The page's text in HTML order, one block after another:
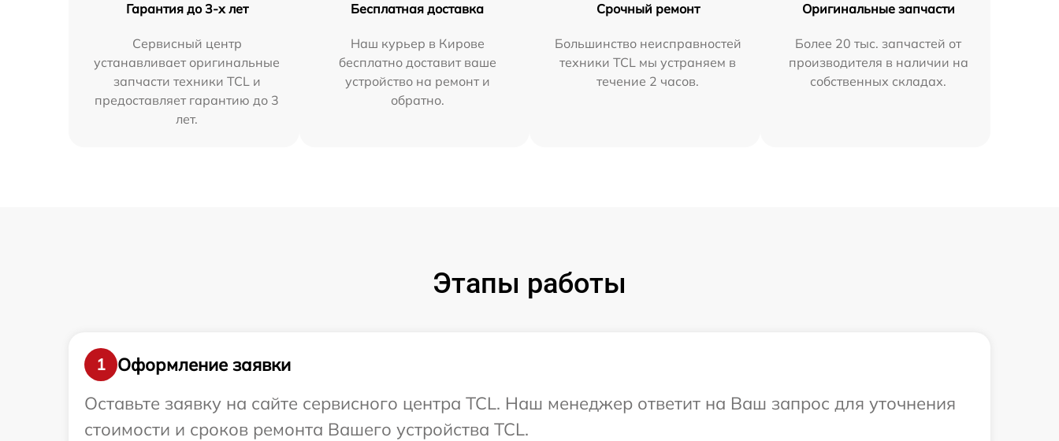
Гарантия до 3-х лет
Сервисный центр
устанавливает оригинальные
запчасти техники TCL и
предоставляет гарантию до 3
лет.
Бесплатная доставка
Наш курьер в Кирове
бесплатно доставит ваше
устройство на ремонт и
обратно.
Срочный ремонт
Большинство неисправностей
техники TCL мы устраняем в
течение 2 часов.
Оригинальные запчасти
Более 20 тыс. запчастей от
производителя в наличии на
собственных складах.
Этапы работы
1
Оформление заявки
Оставьте заявку на сайте сервисного центра TCL. Наш менеджер ответит на Ваш запрос для уточнения
стоимости и сроков ремонта Вашего устройства TCL.